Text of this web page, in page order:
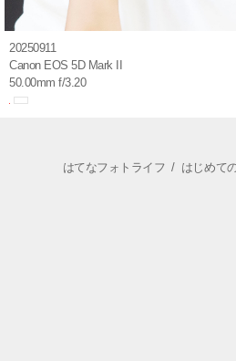
20250911
Canon EOS 5D Mark II
50.00mm f/3.20
はてなフォトライフ / はじめて